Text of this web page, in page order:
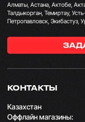
КОНТАКТЫ
Казахстан
Оффлайн магазины:
Алматы, Астана, Актобе,
Талдыкорган, Темиртау,
Петропавловск, Экибастуз,